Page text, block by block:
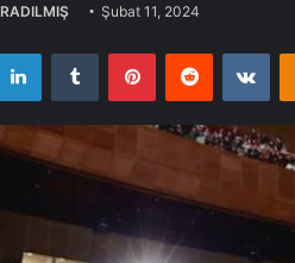
Şubat 11, 2024
LinkedInTumblr PinterestReddit